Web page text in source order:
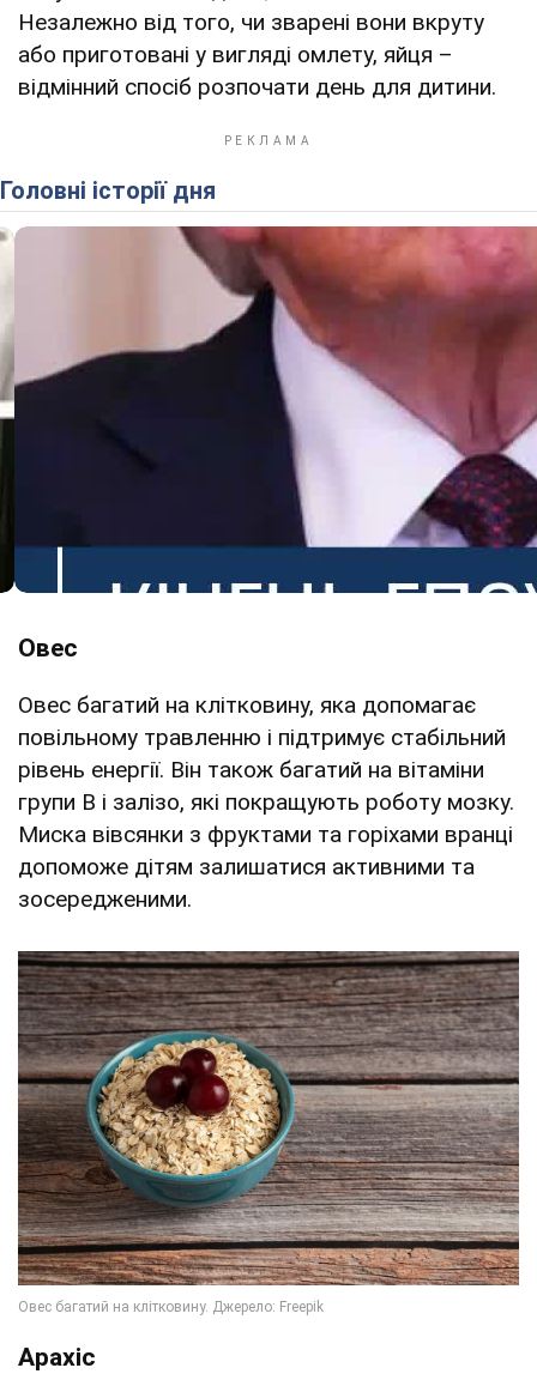
Незалежно від того, чи зварені вони вкруту
або приготовані у вигляді омлету, яйця –
відмінний спосіб розпочати день для дитини.
Головні історії дня
Овес
Овес багатий на клітковину, яка допомагає
повільному травленню і підтримує стабільний
рівень енергії. Він також багатий на вітаміни
групи В і залізо, які покращують роботу мозку.
Миска вівсянки з фруктами та горіхами вранці
допоможе дітям залишатися активними та
зосередженими.
Арахіс